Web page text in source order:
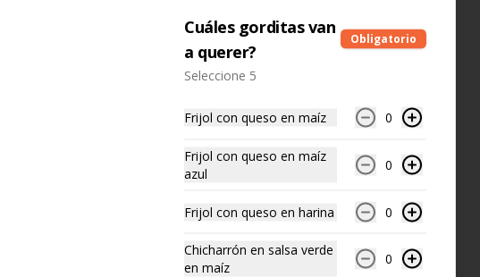
Cuáles gorditas van
a querer?
Obligatorio
Seleccione 5
Frijol con queso en maíz 0
Frijol con queso en maíz
azul
0
Frijol con queso en harina 0
Chicharrón en salsa verde
en maíz
0